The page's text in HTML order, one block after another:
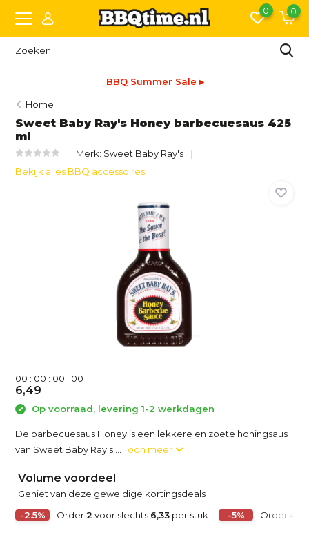
0 0
BBQ Summer Sale ▸
Home
Sweet Baby Ray's Honey barbecuesaus 425
ml
Merk: Sweet Baby Ray's
Bekijk alles BBQ accessoires
00 : 00 : 00 : 00
6,49
Op voorraad, levering 1-2 werkdagen
De barbecuesaus Honey is een lekkere en zoete honingsaus
van Sweet Baby Ray's....Toon meer
Volume voordeel
Geniet van deze geweldige kortingsdeals
-2.5%
Order 2 voor slechts 6,33 per stuk -5% Order 4